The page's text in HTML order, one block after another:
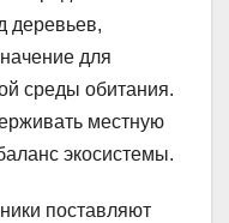
деревьев,
для
среды обитания.
местную
экосистемы.
поставляют